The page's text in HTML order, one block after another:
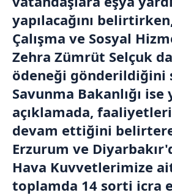
yapılacağını
Çalışma ve Sosyal
Zehra Zümrüt Selçuk
ödeneği gönderildiğini
Savunma Bakanlığı ise
açıklamada,
devam ettiğini
Erzurum ve
Hava Kuvvetlerimize ait
toplamda 14 sorti icra